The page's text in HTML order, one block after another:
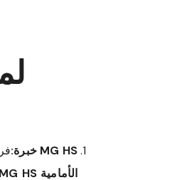
MG HS خبرة:
الأمامية MG HS، أو استبدال بطانات المكابح الخلفية MG HS